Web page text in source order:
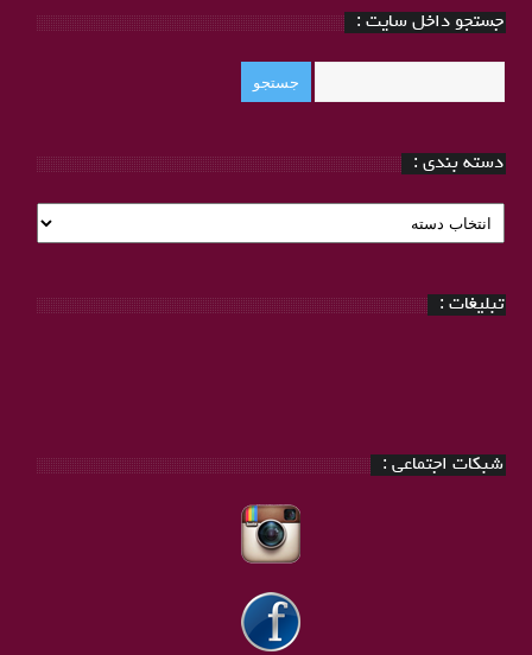
جستجو داخل سایت :
دسته بندی :
دسته
بندی
تبلیغات :
شبکات اجتماعی :